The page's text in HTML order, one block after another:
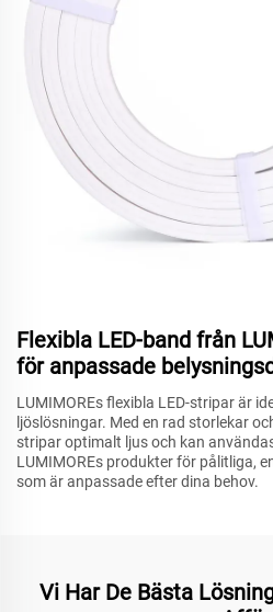
Flexibla LED-band från
för anpassade
LUMIMOREs flexibla LED-stripar är
ljöslösningar. Med en rad storlekar
stripar optimalt ljus och kan
LUMIMOREs produkter för pålitliga,
som är anpassade efter dina behov.
Vi Har De Bästa